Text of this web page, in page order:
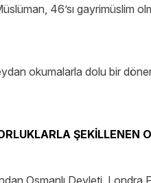
46’sı gayrimüslim
okumalarla dolu bir
ŞEKİLLENEN
Osmanlı Devleti, Londra